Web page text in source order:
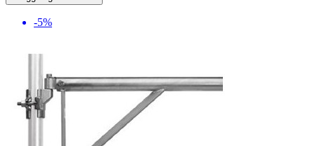
-5%